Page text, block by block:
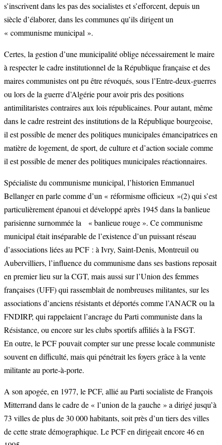
s’inscrivent dans les pas des socialistes et s’efforcent, depuis un
siècle d’élaborer, dans les communes qu’ils dirigent un
« communisme municipal ».
Certes, la gestion d’une municipalité oblige nécessairement le maire
à respecter le cadre institutionnel de la République française et des
maires communistes ont pu être révoqués, sous l’Entre-deux-guerres
ou lors de la guerre d’Algérie pour avoir pris des positions
antimilitaristes contraires aux lois républicaines. Pour autant, même
dans le cadre restreint des institutions de la République bourgeoise,
il est possible de mener des politiques municipales émancipatrices en
matière de logement, de sport, de culture et d’action sociale comme
il est possible de mener des politiques municipales réactionnaires.
Spécialiste du communisme municipal, l’historien Emmanuel
Bellanger en parle comme d’un « réformisme officieux »(2) qui s’est
particulièrement épanoui et développé après 1945 dans la banlieue
parisienne surnommée la « banlieue rouge ». Ce communisme
municipal était inséparable de l’existence d’un puissant réseau
d’associations liées au PCF : à Ivry, Saint-Denis, Montreuil ou
Aubervilliers, l’influence du communisme dans ses bastions reposait
en premier lieu sur la CGT, mais aussi sur l’Union des femmes
françaises (UFF) qui rassemblait de nombreuses militantes, sur les
associations d’anciens résistants et déportés comme l’ANACR ou la
FNDIRP, qui rappelaient l’ancrage du Parti communiste dans la
Résistance, ou encore sur les clubs sportifs affiliés à la FSGT.
En outre, le PCF pouvait compter sur une presse locale communiste
souvent en difficulté, mais qui pénétrait les foyers grâce à la vente
militante au porte-à-porte.
A son apogée, en 1977, le PCF, allié au Parti socialiste de François
Mitterrand dans le cadre de « l’union de la gauche » a dirigé jusqu’à
73 villes de plus de 30 000 habitants, soit près d’un tiers des villes
de cette strate démographique. Le PCF en dirigeait encore 46 en